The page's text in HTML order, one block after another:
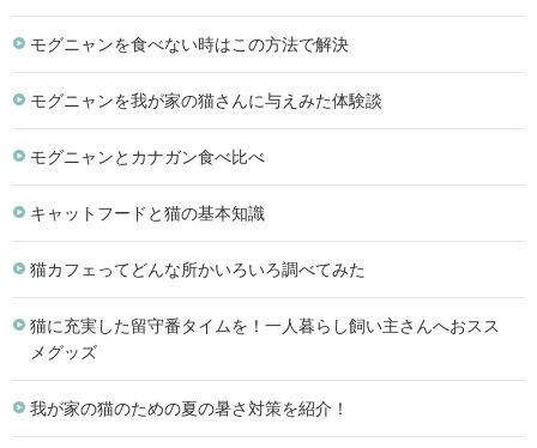
モグニャンを食べない時はこの方法で解決
モグニャンを我が家の猫さんに与えみた体験談
モグニャンとカナガン食べ比べ
キャットフードと猫の基本知識
猫カフェってどんな所かいろいろ調べてみた
猫に充実した留守番タイムを！一人暮らし飼い主さんへおスス
メグッズ
我が家の猫のための夏の暑さ対策を紹介！